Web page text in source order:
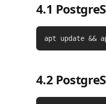
4.1
apt update &&
4.2